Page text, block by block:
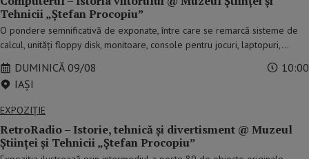
Tehnicii „Ștefan Procopiuˮ
O pondere semnificativă de exponate, între care se remarcă sisteme de
calcul, unități floppy disk, monitoare, console pentru jocuri, laptopuri,…
DUMINICĂ 09/08
10:00
IAŞI
EXPOZIȚIE
RetroRadio – Istorie, tehnică și divertisment @ Muzeul
Științei și Tehnicii „Ștefan Procopiuˮ